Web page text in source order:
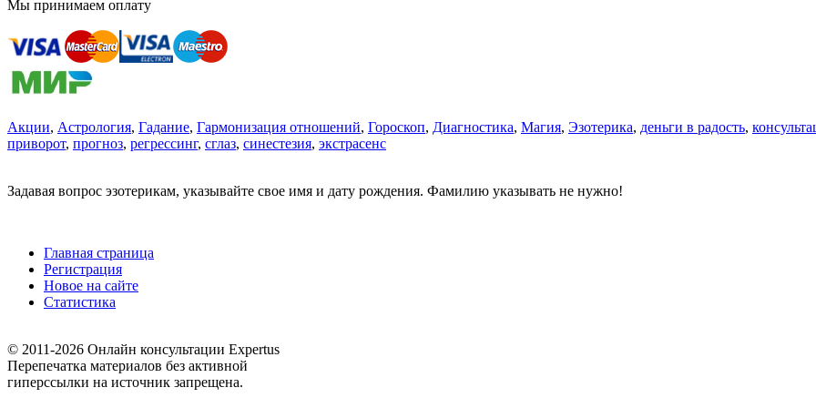
Мы принимаем оплату
Акции, Астрология, Гадание, Гармонизация отношений, Гороскоп, Диагностика, Магия, Эзотерика, деньги в радость,
приворот, прогноз, регрессинг, сглаз, синестезия, экстрасенс
Задавая вопрос эзотерикам, указывайте свое имя и дату рождения. Фамилию указывать не нужно!
Главная страница
Регистрация
Новое на сайте
Статистика
© 2011-2026 Онлайн консультации Expertus
Перепечатка материалов без активной
гиперссылки на источник запрещена.